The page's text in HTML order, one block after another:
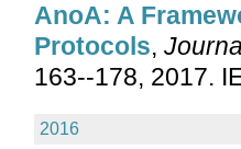
AnoA: A
Protocols,
163--178, 2017.
2016